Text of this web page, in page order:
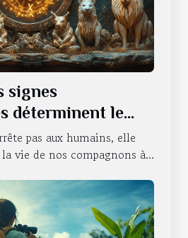
signes
déterminent le
animaux
pas aux humains, elle
vie de nos compagnons à...